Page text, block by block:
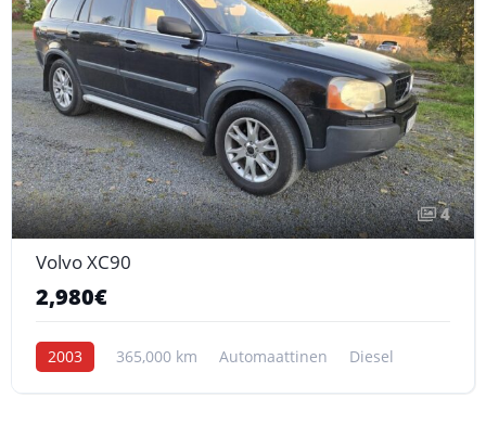
4
Volvo XC90
2,980€
2003 365,000 km Automaattinen Diesel